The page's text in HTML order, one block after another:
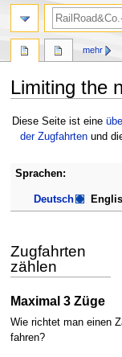
Limiting the
Zur
Navigation
Zur
Suche
Diese Seite ist eine
der Zugfahrten und
Sprachen:
Deutsch
Zugfahrten
zählen
Maximal 3 Züge
Wie richtet man einen
fahren?
mehr
Suche